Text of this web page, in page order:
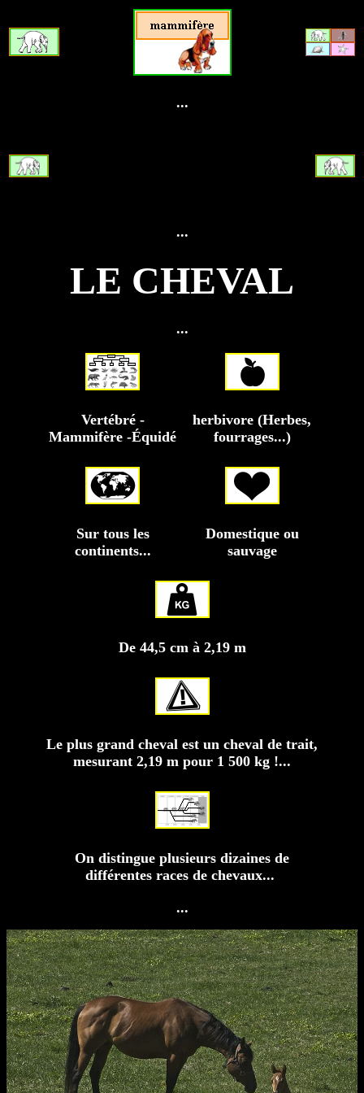
...
...
LE CHEVAL
...
Vertébré -
Mammifère -Équidé
herbivore (Herbes,
fourrages...)
Sur tous les
continents...
Domestique ou
sauvage
De 44,5 cm à 2,19 m
Le plus grand cheval est un cheval de trait,
mesurant 2,19 m pour 1 500 kg !...
On distingue plusieurs dizaines de
différentes races de chevaux...
...